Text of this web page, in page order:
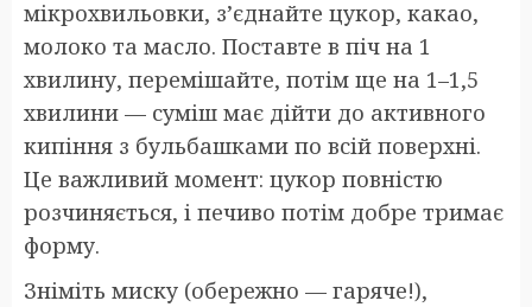
мікрохвильовки, з’єднайте цукор, какао,
молоко та масло. Поставте в піч на 1
хвилину, перемішайте, потім ще на 1–1,5
хвилини — суміш має дійти до активного
кипіння з бульбашками по всій поверхні.
Це важливий момент: цукор повністю
розчиняється, і печиво потім добре тримає
форму.
Зніміть миску (обережно — гаряче!),